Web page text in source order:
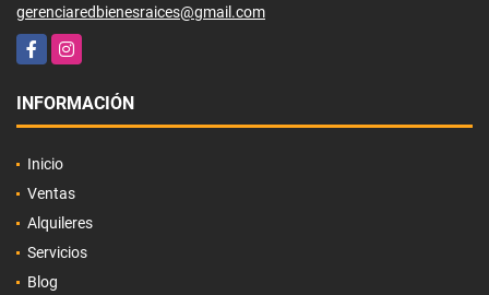
gerenciaredbienesraices@gmail.com
FacebookInstagram
INFORMACIÓN
Inicio
Ventas
Alquileres
Servicios
Blog